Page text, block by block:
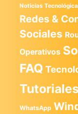
Noticias
Redes &
Sociales
Operativos
FAQ
Tutoriales
WhatsApp